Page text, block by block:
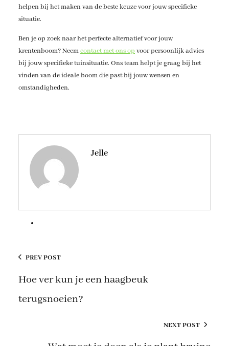
helpen bij het maken van de beste keuze voor jouw specifieke
situatie.
Ben je op zoek naar het perfecte alternatief voor jouw
krentenboom? Neemcontact met ons op voor persoonlijk advies
bij jouw specifieke tuinsituatie. Ons team helpt je graag bij het
vinden van de ideale boom die past bij jouw wensen en
omstandigheden.
Jelle
PREV POST
Hoe ver kun je een haagbeuk
terugsnoeien?
NEXT POST